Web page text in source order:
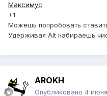
Максимус
+1
Можешь попробовать
Удерживая Alt набираешь
AROKH
Опубликовано 4